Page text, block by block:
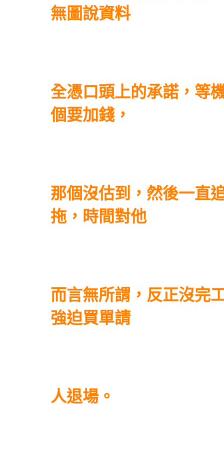
無圖說資料
全憑口頭上的承諾，等
個要加錢，
那個沒估到，然後一直
拖，時間對他
而言無所謂，反正沒完
強迫買單請
人退場。